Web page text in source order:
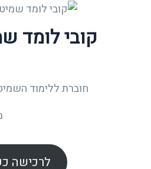
קובי לומד
חוברת ללימוד
לרכישה